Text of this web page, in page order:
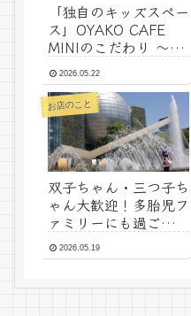
「独自のキッズスペー
ス」OYAKO CAFE
MINIのこだわり 〜そ
の2〜
2026.05.22
お店のこと
双子ちゃん・三つ子ち
ゃん大歓迎！多胎児フ
ァミリーにも過ごしや
すいお店です
2026.05.19